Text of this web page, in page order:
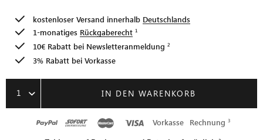
kostenloser Versand innerhalb Deutschlands
1-monatiges Rückgaberecht
10€ Rabatt bei Newsletteranmeldung
3% Rabatt bei Vorkasse
1 IN DEN WARENKORB
Vorkasse Rechnung